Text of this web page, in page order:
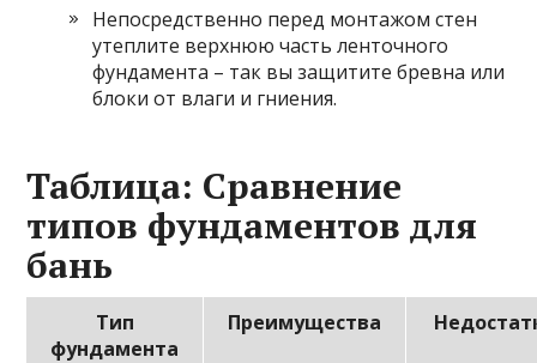
Непосредственно перед монтажом стен
утеплите верхнюю часть ленточного
фундамента – так вы защитите бревна или
блоки от влаги и гниения.
Таблица: Сравнение
типов фундаментов для
бань
Тип
фундамента
Преимущества